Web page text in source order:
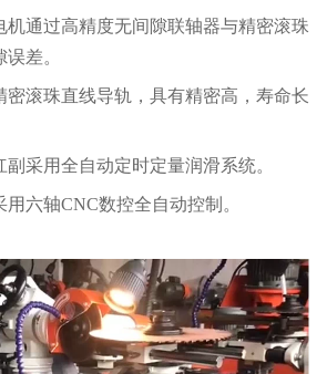
机通过高精度无间隙联轴器与精密滚珠
差。
密滚珠直线导轨，具有精密高，寿命长
采用全自动定时定量润滑系统。
六轴CNC数控全自动控制。